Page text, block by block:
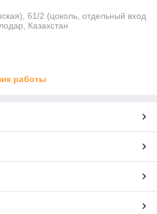
61/2 (цоколь, отдельный вход
Казахстан
работы